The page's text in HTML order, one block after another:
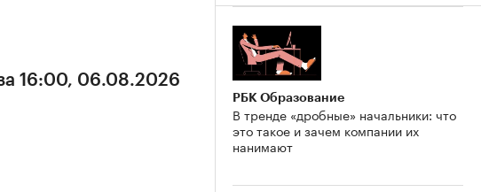
16:00, 06.08.2026
РБК Образование
В тренде «дробные» начальники: что
это такое и зачем компании их
нанимают